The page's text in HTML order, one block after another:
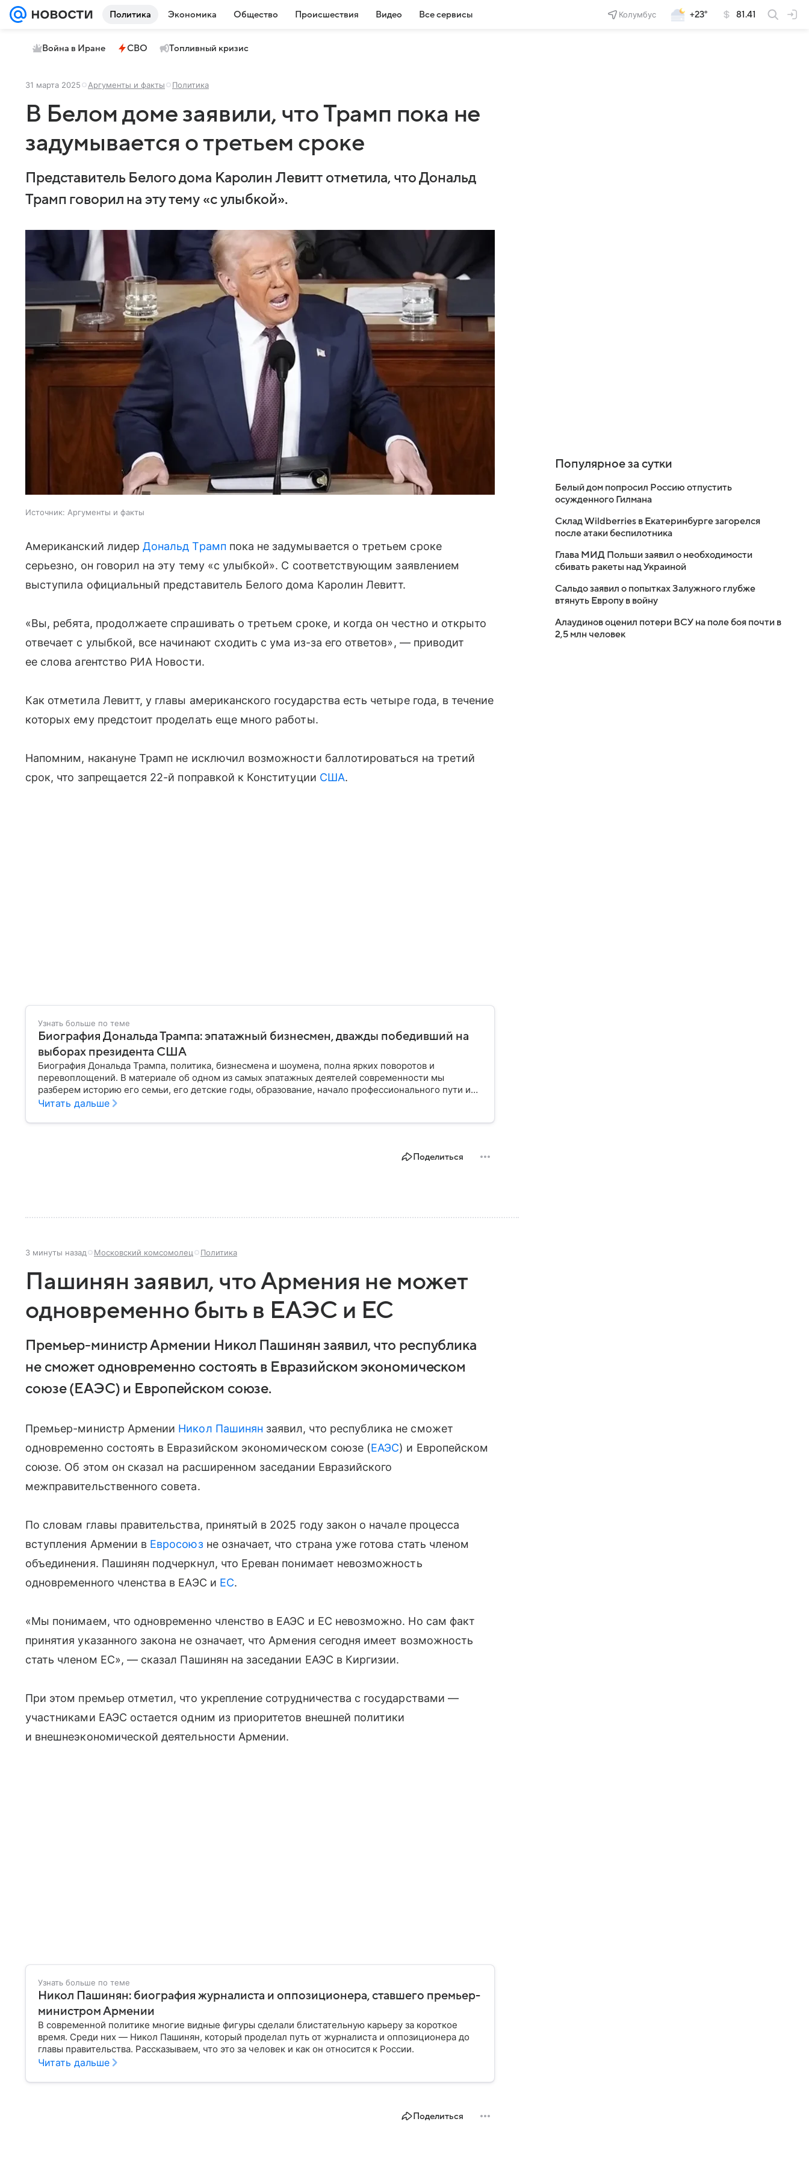
Политика Экономика Общество Происшествия Видео Все сервисы Колумбус +23° 81.41
Война в Иране СВО Топливный кризис
31 марта 2025 Аргументы и факты Политика
В Белом доме заявили, что Трамп пока не
задумывается о третьем сроке
Представитель Белого дома Каролин Левитт отметила, что Дональд
Трамп говорил на эту тему «с улыбкой».
Источник: Аргументы и факты
Американский лидерДональд Трамп пока не задумывается о третьем сроке
серьезно, он говорил на эту тему «с улыбкой». С соответствующим заявлением
выступила официальный представитель Белого дома Каролин Левитт.
«Вы, ребята, продолжаете спрашивать о третьем сроке, и когда он честно и открыто
отвечает с улыбкой, все начинают сходить с ума из-за его ответов», — приводит
ее слова агентство РИА Новости.
Как отметила Левитт, у главы американского государства есть четыре года, в течение
которых ему предстоит проделать еще много работы.
Напомним, накануне Трамп не исключил возможности баллотироваться на третий
срок, что запрещается 22-й поправкой к Конституции США.
Узнать больше по теме
Биография Дональда Трампа: эпатажный бизнесмен, дважды победивший на
выборах президента США
Биография Дональда Трампа, политика, бизнесмена и шоумена, полна ярких поворотов и
перевоплощений. В материале об одном из самых эпатажных деятелей современности мы
разберем историю его семьи, его детские годы, образование, начало профессионального пути и
политической карьеры.
Читать дальше
Поделиться
3 минуты назад Московский комсомолец Политика
Пашинян заявил, что Армения не может
одновременно быть в ЕАЭС и ЕС
Премьер-министр Армении Никол Пашинян заявил, что республика
не сможет одновременно состоять в Евразийском экономическом
союзе (ЕАЭС) и Европейском союзе.
Премьер-министр Армении Никол Пашинян заявил, что республика не сможет
одновременно состоять в Евразийском экономическом союзе (ЕАЭС) и Европейском
союзе. Об этом он сказал на расширенном заседании Евразийского
межправительственного совета.
По словам главы правительства, принятый в 2025 году закон о начале процесса
вступления Армении в Евросоюз не означает, что страна уже готова стать членом
объединения. Пашинян подчеркнул, что Ереван понимает невозможность
одновременного членства в ЕАЭС и ЕС.
«Мы понимаем, что одновременно членство в ЕАЭС и ЕС невозможно. Но сам факт
принятия указанного закона не означает, что Армения сегодня имеет возможность
стать членом ЕС», — сказал Пашинян на заседании ЕАЭС в Киргизии.
При этом премьер отметил, что укрепление сотрудничества с государствами —
участниками ЕАЭС остается одним из приоритетов внешней политики
и внешнеэкономической деятельности Армении.
Узнать больше по теме
Никол Пашинян: биография журналиста и оппозиционера, ставшего премьер-
министром Армении
В современной политике многие видные фигуры сделали блистательную карьеру за короткое
время. Среди них — Никол Пашинян, который проделал путь от журналиста и оппозиционера до
главы правительства. Рассказываем, что это за человек и как он относится к России.
Читать дальше
Поделиться
Популярное за сутки
Белый дом попросил Россию отпустить
осужденного Гилмана
Склад Wildberries в Екатеринбурге загорелся
после атаки беспилотника
Глава МИД Польши заявил о необходимости
сбивать ракеты над Украиной
Сальдо заявил о попытках Залужного глубже
втянуть Европу в войну
Алаудинов оценил потери ВСУ на поле боя почти в
2,5 млн человек